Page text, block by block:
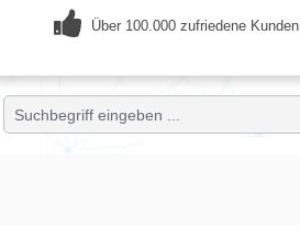
Über 100.000 zufriedene Kunden